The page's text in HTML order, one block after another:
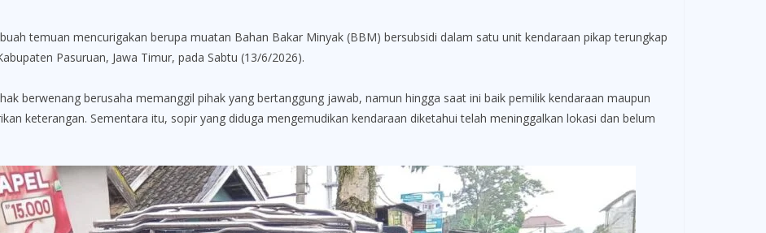
temuan mencurigakan berupa muatan Bahan Bakar Minyak (BBM) bersubsidi dalam satu unit kendaraan pikap terungkap
Pasuruan, Jawa Timur, pada Sabtu (13/6/2026).
berwenang berusaha memanggil pihak yang bertanggung jawab, namun hingga saat ini baik pemilik kendaraan maupun
keterangan. Sementara itu, sopir yang diduga mengemudikan kendaraan diketahui telah meninggalkan lokasi dan belum